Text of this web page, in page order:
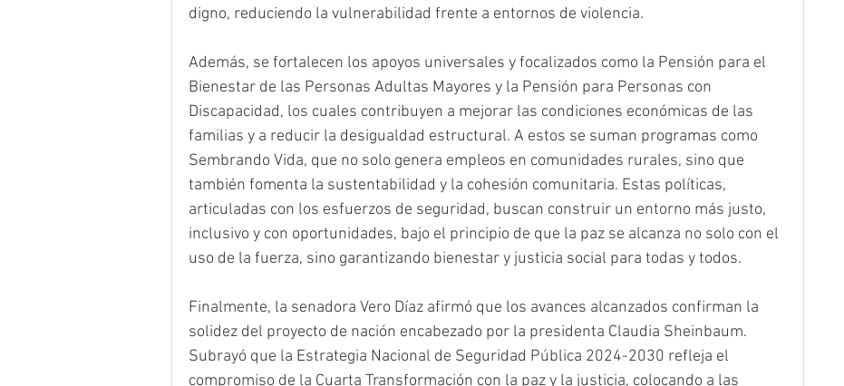
digno, reduciendo la vulnerabilidad frente a entornos de violencia.
Además, se fortalecen los apoyos universales y focalizados como la Pensión para el
Bienestar de las Personas Adultas Mayores y la Pensión para Personas con
Discapacidad, los cuales contribuyen a mejorar las condiciones económicas de las
familias y a reducir la desigualdad estructural. A estos se suman programas como
Sembrando Vida, que no solo genera empleos en comunidades rurales, sino que
también fomenta la sustentabilidad y la cohesión comunitaria. Estas políticas,
articuladas con los esfuerzos de seguridad, buscan construir un entorno más justo,
inclusivo y con oportunidades, bajo el principio de que la paz se alcanza no solo con el
uso de la fuerza, sino garantizando bienestar y justicia social para todas y todos.
Finalmente, la senadora Vero Díaz afirmó que los avances alcanzados confirman la
solidez del proyecto de nación encabezado por la presidenta Claudia Sheinbaum.
Subrayó que la Estrategia Nacional de Seguridad Pública 2024-2030 refleja el
compromiso de la Cuarta Transformación con la paz y la justicia, colocando a las